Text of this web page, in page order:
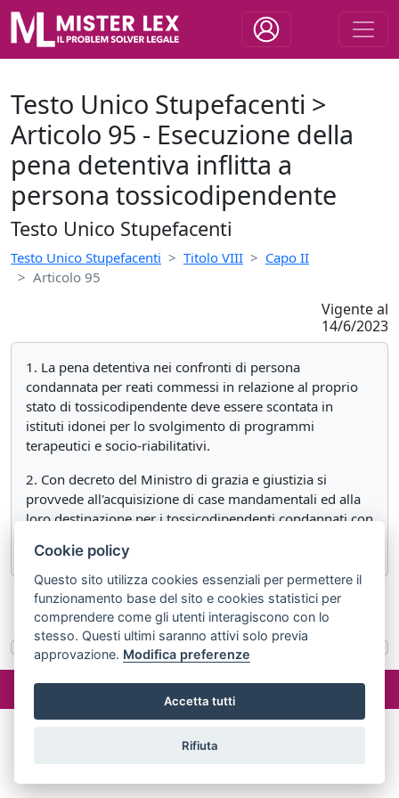
Testo Unico Stupefacenti >
Articolo 95 - Esecuzione della
pena detentiva inflitta a
persona tossicodipendente
Testo Unico Stupefacenti
Testo Unico Stupefacenti Titolo VIII
Capo II
Articolo 95
Vigente al
14/6/2023
1. La pena detentiva nei confronti di persona
condannata per reati commessi in relazione al proprio
stato di tossicodipendente deve essere scontata in
istituti idonei per lo svolgimento di programmi
terapeutici e socio-riabilitativi.
2. Con decreto del Ministro di grazia e giustizia si
provvede all'acquisizione di case mandamentali ed alla
loro destinazione per i tossicodipendenti condannati con
«Articolo 94 bis Articolo 96»
©2024 misterlex.it -redazione@misterlex.it-Privacy- P.I.
02029690472
Cookie policy
Questo sito utilizza cookies essenziali per permettere il
funzionamento base del sito e cookies statistici per
comprendere come gli utenti interagiscono con lo
stesso. Questi ultimi saranno attivi solo previa
approvazione. Modifica preferenze
Accetta tutti
Rifiuta